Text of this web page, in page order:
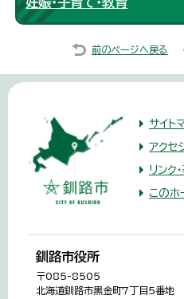
前のページへ戻る
サイト
アクセ
リンク
このホ
釧路市役所
〒085-8505
北海道釧路市黒金町7丁目5番地